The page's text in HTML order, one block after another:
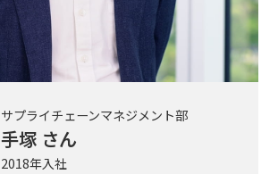
サプライチェーンマネジメント部
手塚 さん
2018年入社